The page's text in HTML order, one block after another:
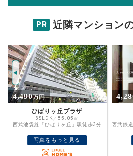
物件価格
ご希望の
返済期間
住宅ローン
金利
ボーナス
返済金額
マイキャッスルひばり
試算条件 68㎡・3階
推定売却価格：4296
資金計画のために査定
格を入力して活用する
売却価格
PR 近隣マンション
4,280万円
朝日パリオ西武柳沢
3LDK／60.5㎡
西武鉄道新宿線「西武柳沢」駅徒歩11分
写真をもっと見る
西武